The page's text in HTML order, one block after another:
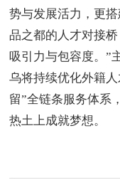
势与发展活力，更
品之都的人才对接
吸引力与包容度。”
乌将持续优化外籍
留”全链条服务体系
热土上成就梦想。